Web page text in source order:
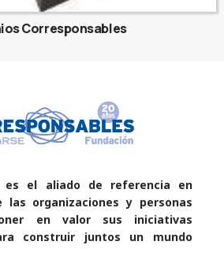
Corresponsables
es el aliado de referencia en
las organizaciones y personas
en valor sus iniciativas
construir juntos un mundo